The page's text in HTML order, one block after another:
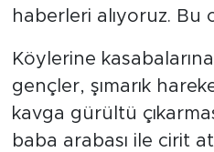
haberleri alıyoruz. Bu
Köylerine
gençler, şımarık
kavga gürültü
baba arabası ile cirit